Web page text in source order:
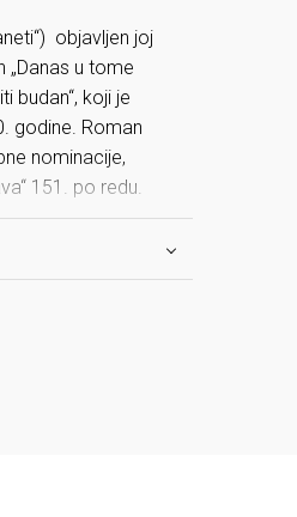
objavljen joj
„Danas u tome
budan“, koji je
godine. Roman
nominacije,
151. po redu.